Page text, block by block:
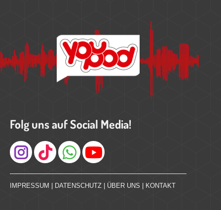
Folg uns auf Social Media!
Instagram
IMPRESSUM DATENSCHUTZ ÜBER UNS KONTAKT